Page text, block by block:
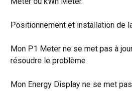
Positionnement et installation de
Mon P1 Meter ne se met pas à
résoudre le problème
Mon Energy Display ne se met